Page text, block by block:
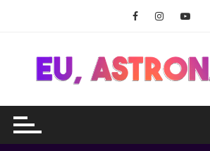
conteúdo